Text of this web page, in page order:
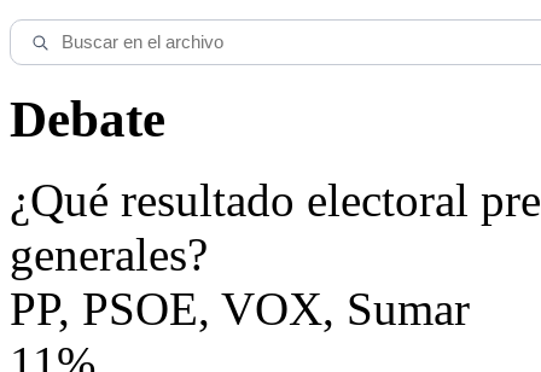
Debate
¿Qué resultado electoral
generales?
PP, PSOE, VOX, Sumar